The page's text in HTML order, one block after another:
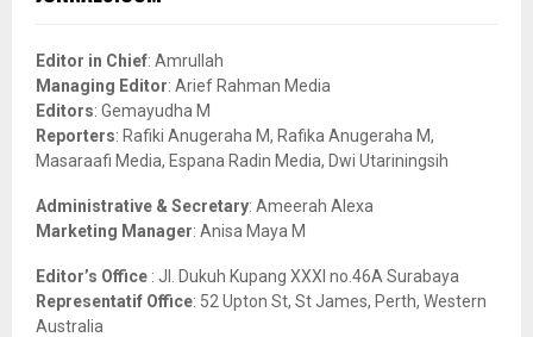
o
r
:
Editor in Chief: Amrullah
Managing Editor: Arief Rahman Media
Editors: Gemayudha M
Reporters: Rafiki Anugeraha M, Rafika Anugeraha M,
Masaraafi Media, Espana Radin Media, Dwi Utariningsih
Administrative & Secretary: Ameerah Alexa
Marketing Manager: Anisa Maya M
Editor’s Office : Jl. Dukuh Kupang XXXI no.46A Surabaya
Representatif Office: 52 Upton St, St James, Perth, Western
Australia